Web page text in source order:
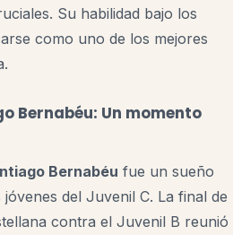
Su habilidad bajo los
como uno de los mejores
Bernabéu: Un momento
Bernabéu fue un sueño
del Juvenil C. La final de
contra el Juvenil B reunió